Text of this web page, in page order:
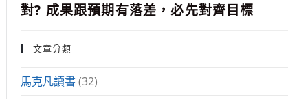
對? 成果跟預期有落差，必先對齊目標
文章分類
馬克凡讀書(32)